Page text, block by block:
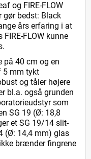
og FIRE-FLOW
gør bedst: Black
års erfaring i at
FLOW kunne
på 40 cm og en
5 mm tykt
og tåler højere
bl.a. også grunden
som
SG 19 (Ø: 18,8
et SG 19/14 slit-
(Ø: 14,4 mm) glas
brænder fingrene